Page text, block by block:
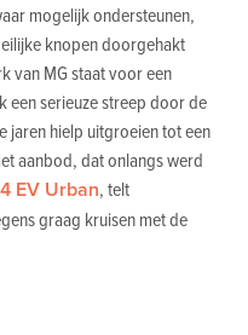
mogelijk ondersteunen,
knopen doorgehakt
van MG staat voor een
een serieuze streep door de
jaren hielp uitgroeien tot een
aanbod, dat onlangs werd
EV Urban, telt
graag kruisen met de